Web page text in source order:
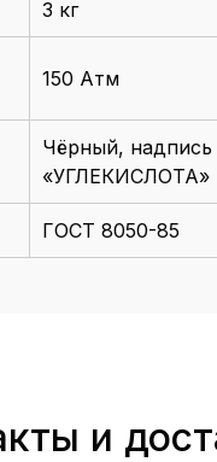
3 кг
150 Атм
Чёрный, надпись
«УГЛЕКИСЛОТА»
ГОСТ 8050-85
и